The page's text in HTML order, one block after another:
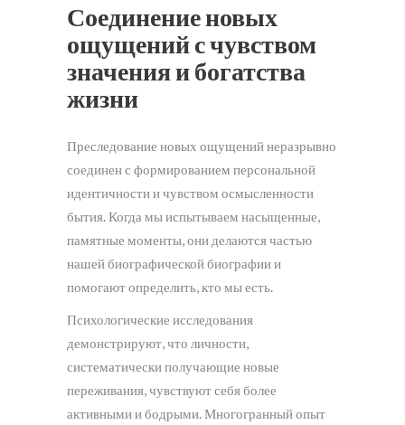
Соединение новых
ощущений с чувством
значения и богатства
жизни
Преследование новых ощущений неразрывно
соединен с формированием персональной
идентичности и чувством осмысленности
бытия. Когда мы испытываем насыщенные,
памятные моменты, они делаются частью
нашей биографической биографии и
помогают определить, кто мы есть.
Психологические исследования
демонстрируют, что личности,
систематически получающие новые
переживания, чувствуют себя более
активными и бодрыми. Многогранный опыт